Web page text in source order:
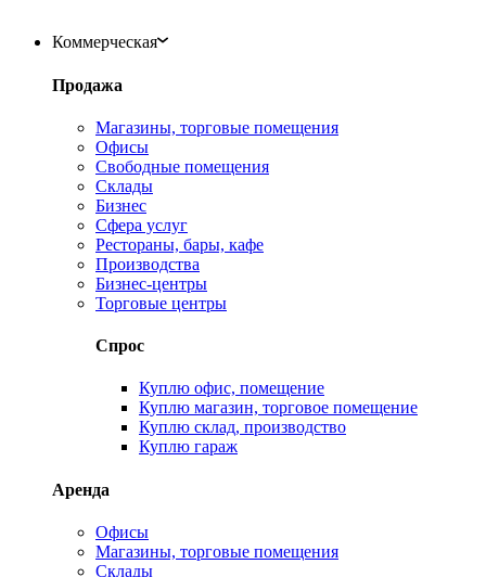
Коммерческая
Продажа
Магазины, торговые помещения
Офисы
Свободные помещения
Склады
Бизнес
Сфера услуг
Рестораны, бары, кафе
Производства
Бизнес-центры
Торговые центры
Спрос
Куплю офис, помещение
Куплю магазин, торговое помещение
Куплю склад, производство
Куплю гараж
Аренда
Офисы
Магазины, торговые помещения
Склады